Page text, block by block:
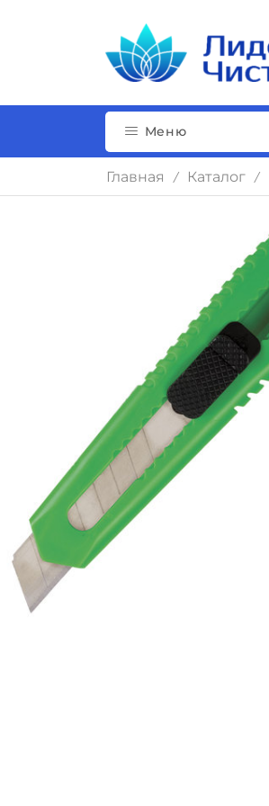
Меню
Главная / Каталог /